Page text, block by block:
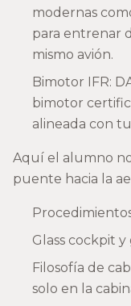
modernas
para entrenar
mismo avión.
Bimotor IFR:
bimotor
alineada con
Aquí el alumno
puente hacia la
Glass cockpit
Filosofía de
solo en la